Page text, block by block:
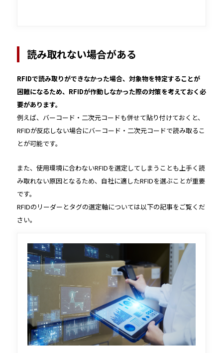
読み取れない場合がある
RFIDで読み取りができなかった場合、対象物を特定することが
困難になるため、RFIDが作動しなかった際の対策を考えておく必
要があります。
例えば、バーコード・二次元コードも併せて貼り付けておくと、
RFIDが反応しない場合にバーコード・二次元コードで読み取るこ
とが可能です。
また、使用環境に合わないRFIDを選定してしまうことも上手く読
み取れない原因となるため、自社に適したRFIDを選ぶことが重要
です。
RFIDのリーダーとタグの選定軸については以下の記事をご覧くだ
さい。